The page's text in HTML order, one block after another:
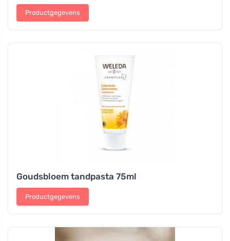
Productgegevens
Goudsbloem tandpasta 75ml
Productgegevens